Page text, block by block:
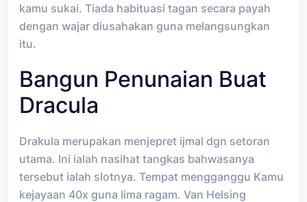
kamu sukai. Tiada habituasi tagan secara payah
dengan wajar diusahakan guna melangsungkan
itu.
Bangun Penunaian Buat
Dracula
Drakula merupakan menjepret ijmal dgn setoran
utama. Ini ialah nasihat tangkas bahwasanya
tersebut ialah slotnya. Tempat mengganggu Kamu
kejayaan 40x guna lima ragam. Van Helsing